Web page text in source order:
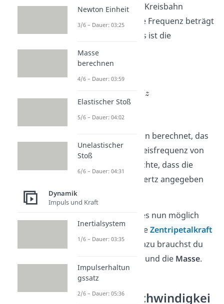
Schnur auf einer Kreisbahn
geschleudert. Die Frequenz beträgt
. Was ist die
Kreisfrequenz?
Damit hast du nun berechnet, das
die Kugel eine Kreisfrequenz von
8,35 1/s hat. Beachte, dass die
Einheit nicht in Hertz angegeben
Von Hier aus ist es nun möglich
weiterführend dieZentripetalkraft
zu berechnen. Dazu brauchst du
und die Masse.
Winkelgeschwindigkei
Newton Einheit
3/6 – Dauer: 03:25
Masse
berechnen
4/6 – Dauer: 03:59
Elastischer Stoß
5/6 – Dauer: 04:02
Unelastischer
Stoß
6/6 – Dauer: 04:31
Dynamik
Impuls und Kraft
Inertialsystem
1/6 – Dauer: 03:35
Impulserhaltun
gssatz
2/6 – Dauer: 05:36